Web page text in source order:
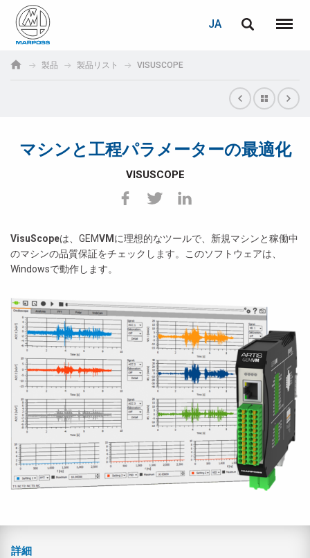
S.p.A.
JA
メニ
製品 製品リスト VISUSCOPE
マシンと工程パラメーターの最適化
VISUSCOPE
VisuScopeは、GEMVM に理想的なツールで、新規マシンと稼働中
のマシンの品質保証をチェックします。このソフトウェアは、
Windowsで動作します。
詳細
Deutsch
Español
日本語 (Japanese)
한국어 (Korean)
ログイン
パスワード
未登録の場合、無料でご登録いただけます。